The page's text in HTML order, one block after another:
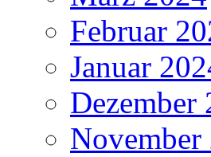
Februar
Januar
Dezember
November